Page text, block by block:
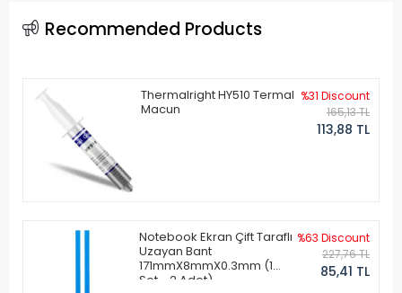
Recommended Products
Thermalright HY510 Termal
Macun
%31 Discount
165,13 TL
113,88 TL
Notebook Ekran Çift Taraflı
Uzayan Bant
171mmX8mmX0.3mm (1
Set - 2 Adet)
%63 Discount
227,76 TL
85,41 TL